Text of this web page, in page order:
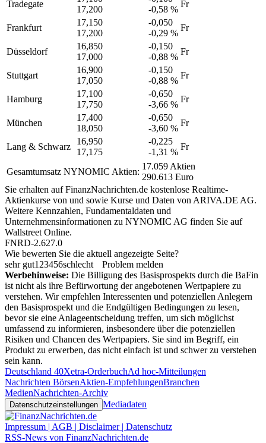
Tradegate
17,200
-0,58 %
Fr
Frankfurt
17,150
17,200
-0,050
-0,29 %
Fr
Düsseldorf
16,850
17,000
-0,150
-0,88 %
Fr
Stuttgart
16,900
17,050
-0,150
-0,88 %
Fr
Hamburg
17,100
17,750
-0,650
-3,66 %
Fr
München
17,400
18,050
-0,650
-3,60 %
Fr
Lang & Schwarz
16,950
17,175
-0,225
-1,31 %
Fr
Gesamtumsatz NYNOMIC Aktien:
17.059 Aktien
290.613 Euro
Sie erhalten auf FinanzNachrichten.de kostenlose Realtime-
Aktienkurse von und sowie Kurse und Daten von ARIVA.DE AG.
Weitere Kennzahlen, Fundamentaldaten und
Unternehmensinformationen zu NYNOMIC AG finden Sie auf
Wallstreet Online.
FNRD-2.627.0
Wie bewerten Sie die aktuell angezeigte Seite?
sehr gut1 23456schlecht
Problem melden
Werbehinweise: Die Billigung des Basisprospekts durch die BaFin
ist nicht als ihre Befürwortung der angebotenen Wertpapiere zu
verstehen. Wir empfehlen Interessenten und potenziellen Anlegern
den Basisprospekt und die Endgültigen Bedingungen zu lesen,
bevor sie eine Anlageentscheidung treffen, um sich möglichst
umfassend zu informieren, insbesondere über die potenziellen
Risiken und Chancen des Wertpapiers. Sie sind im Begriff, ein
Produkt zu erwerben, das nicht einfach ist und schwer zu verstehen
sein kann.
Deutschland 40Xetra-OrderbuchAd hoc-Mitteilungen
Nachrichten BörsenAktien-EmpfehlungenBranchen
MedienNachrichten-Archiv
Datenschutzeinstellungen Mediadaten
Impressum | AGB | Disclaimer | Datenschutz
RSS-News von FinanzNachrichten.de